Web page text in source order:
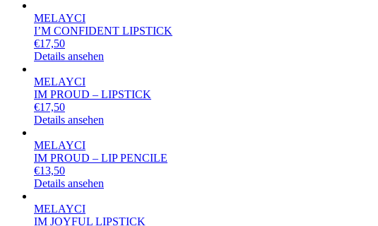
MELAYCI
I’M CONFIDENT LIPSTICK
€17,50
Details ansehen
MELAYCI
IM PROUD – LIPSTICK
€17,50
Details ansehen
MELAYCI
IM PROUD – LIP PENCILE
€13,50
Details ansehen
MELAYCI
IM JOYFUL LIPSTICK